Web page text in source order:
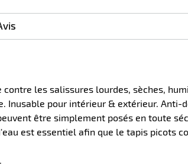
les salissures lourdes, sèches,
Inusable pour intérieur & extérieur. Anti-
être simplement posés en toute
est essentiel afin que le tapis picots